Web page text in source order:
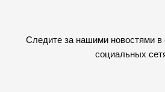
Следите за нашими новостями
социальных